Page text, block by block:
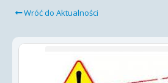
Wróć do Aktualności